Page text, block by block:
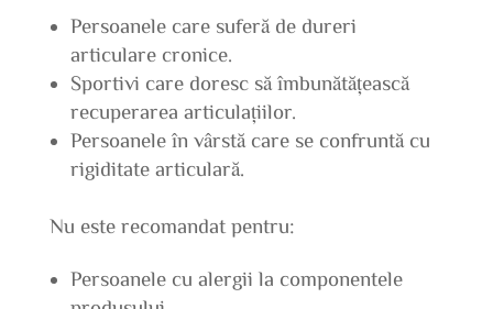
Persoanele care suferă de dureri
articulare cronice.
Sportivi care doresc să îmbunătățească
recuperarea articulațiilor.
Persoanele în vârstă care se confruntă cu
rigiditate articulară.
Nu este recomandat pentru:
Persoanele cu alergii la componentele